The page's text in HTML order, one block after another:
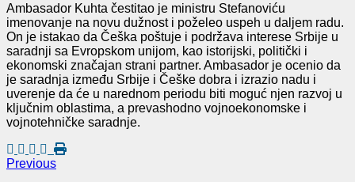
Ambasador Kuhta čestitao je ministru Stefanoviću
imenovanje na novu dužnost i poželeo uspeh u daljem radu.
On je istakao da Češka poštuje i podržava interese Srbije u
saradnji sa Evropskom unijom, kao istorijski, politički i
ekonomski značajan strani partner. Ambasador je ocenio da
je saradnja između Srbije i Češke dobra i izrazio nadu i
uverenje da će u narednom periodu biti moguć njen razvoj u
ključnim oblastima, a prevashodno vojnoekonomske i
vojnotehničke saradnje.
Previous